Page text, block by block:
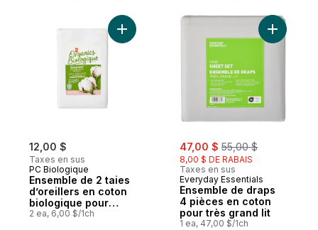
12,00 $
Taxes en sus
PC Biologique
Ensemble de 2 taies
d’oreillers en coton
biologique pour
grand lit – blanc
2 ea, 6,00 $/1ch
Ajouter Ensemble de 2 taies d’oreillers
sale:
47,00 $ , formerly:
55,00 $
8,00 $ DE RABAIS
Taxes en sus
Everyday Essentials
Ensemble de draps
4 pièces en coton
pour très grand lit
1 ea, 47,00 $/1ch
Ajouter